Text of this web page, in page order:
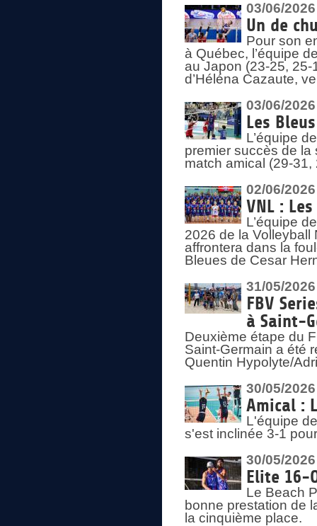
03/06/2026
Un de
Pour son
à Québec, l’équipe
au Japon (23-25,
d’Héléna Cazaute,
03/06/2026
Les
L’équipe
premier succès de la
match amical (29-
02/06/2026
VNL :
L’équipe
2026 de la
affrontera dans la
Bleues de Cesar
31/05/2026
FBV
à Saint-
Deuxième étape du
Saint-Germain a été
Quentin Hypolyte/
30/05/2026
Amical :
L'équipe
s'est inclinée 3-1
30/05/2026
Elite 16-
Le Beach
bonne prestation de
la cinquième place.